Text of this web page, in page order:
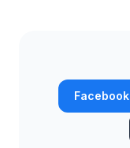
Facebook